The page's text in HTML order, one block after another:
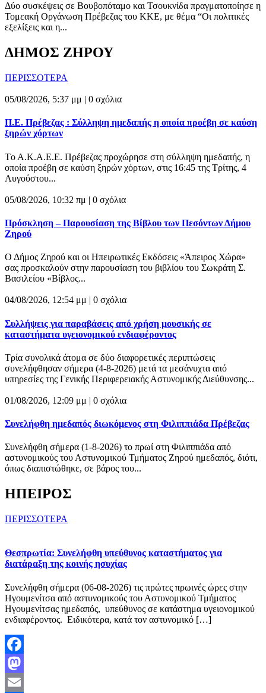
Δύο συσκέψεις σε Βουβοπόταμο και Τσουκνίδα πραγματοποίησε η
Τομεακή Οργάνωση Πρέβεζας του ΚΚΕ, με θέμα “Οι πολιτικές
εξελίξεις και η...
ΔΗΜΟΣ ΖΗΡΟΥ
ΠΕΡΙΣΣΟΤΕΡΑ
05/08/2026, 5:37 μμ | 0 σχόλια
Π.Ε. Πρέβεζας : Σύλληψη ημεδαπής η οποία προέβη σε καύση
ξηρών χόρτων
Tο Α.Κ.Α.Ε.Ε. Πρέβεζας προχώρησε στη σύλληψη ημεδαπής, η
οποία προέβη σε καύση ξηρών χόρτων, στις 16:45 της Τρίτης, 4
Αυγούστου...
05/08/2026, 10:32 πμ | 0 σχόλια
Πρόσκληση – Παρουσίαση της Βίβλου των Πεσόντων Δήμου
Ζηρού
Ο Δήμος Ζηρού και οι Ηπειρωτικές Εκδόσεις «Άπειρος Χώρα»
σας προσκαλούν στην παρουσίαση του βιβλίου του Σωκράτη Σ.
Βασιλείου «Βίβλος...
04/08/2026, 12:54 μμ | 0 σχόλια
Συλλήψεις για παραβάσεις από χρήση μουσικής σε
καταστήματα υγειονομικού ενδιαφέροντος
Τρία συνολικά άτομα σε δύο διαφορετικές περιπτώσεις
συνελήφθησαν σήμερα (4-8-2026) μετά τα μεσάνυχτα από
υπηρεσίες της Γενικής Περιφερειακής Αστυνομικής Διεύθυνσης...
01/08/2026, 12:09 μμ | 0 σχόλια
Συνελήφθη ημεδαπός διωκόμενος στη Φιλιππιάδα Πρέβεζας
Συνελήφθη σήμερα (1-8-2026) το πρωί στη Φιλιππιάδα από
αστυνομικούς του Αστυνομικού Τμήματος Ζηρού ημεδαπός, διότι,
όπως διαπιστώθηκε, σε βάρος του...
ΗΠΕΙΡΟΣ
ΠΕΡΙΣΣΟΤΕΡΑ
Θεσπρωτία: Συνελήφθη υπεύθυνος καταστήματος για
διατάραξη της κοινής ησυχίας
Συνελήφθη σήμερα (06-08-2026) τις πρώτες πρωινές ώρες στην
Ηγουμενίτσα από αστυνομικούς του Αστυνομικού Τμήματος
Ηγουμενίτσας ημεδαπός, υπεύθυνος σε κατάστημα υγειονομικού
ενδιαφέροντος. Ειδικότερα, κατά τον αστυνομικό […]
Facebook
Mastodon